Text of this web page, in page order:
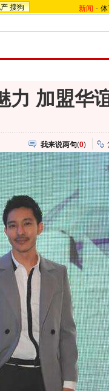
搜狗 新闻 -
力 加盟华
我来说两句(0)